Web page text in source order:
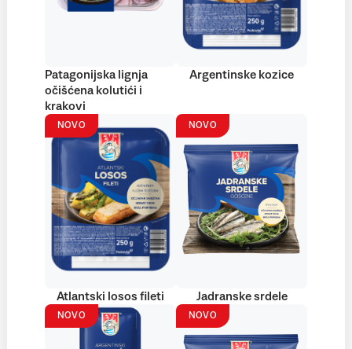
Patagonijska lignja
očišćena kolutići i
krakovi
Argentinske kozice
NOVO
Atlantski losos fileti
NOVO
Jadranske srdele
NOVO NOVO